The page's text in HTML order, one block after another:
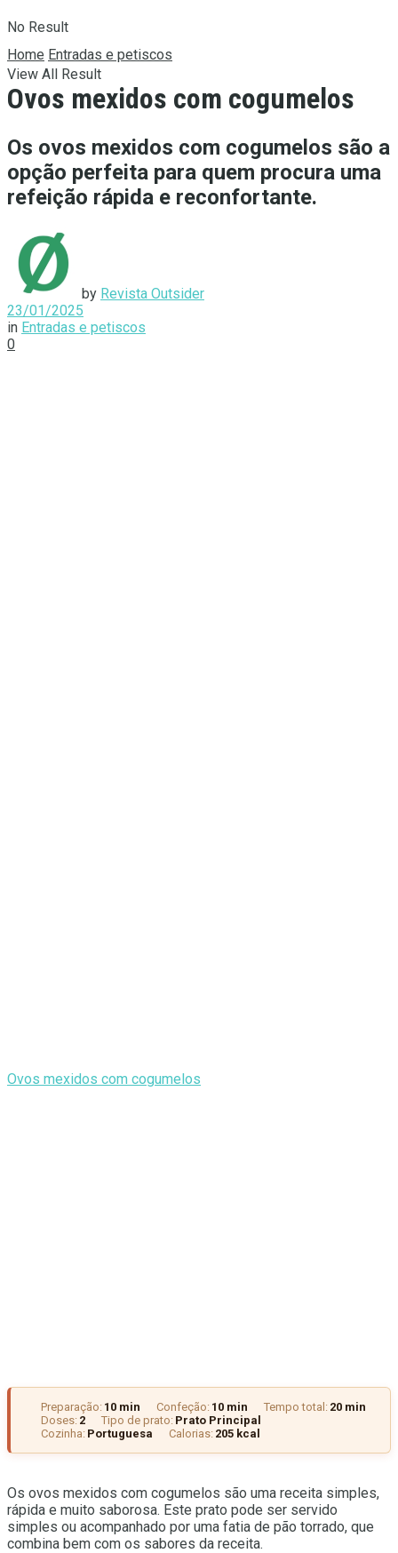
No Result
View All Result
Home Entradas e petiscos
Ovos mexidos com cogumelos
Os ovos mexidos com cogumelos são a
opção perfeita para quem procura uma
refeição rápida e reconfortante.
by Revista Outsider
23/01/2025
in Entradas e petiscos
0
Ovos mexidos com cogumelos
Preparação: 10 min Confeção: 10 min Tempo total: 20 min
Doses: 2 Tipo de prato: Prato Principal
Cozinha: Portuguesa Calorias: 205 kcal
Os ovos mexidos com cogumelos são uma receita simples,
rápida e muito saborosa. Este prato pode ser servido
simples ou acompanhado por uma fatia de pão torrado, que
combina bem com os sabores da receita.